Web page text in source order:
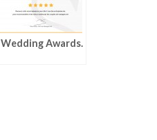
Wedding Awards.